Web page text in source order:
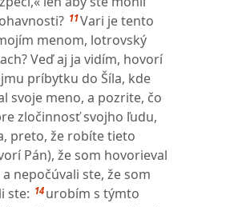
11Vari je tento
menom, lotrovský
Veď aj ja vidím, hovorí
príbytku do Šíla, kde
svoje meno, a pozrite, čo
zločinnosť svojho ľudu,
preto, že robíte tieto
Pán), že som hovorieval
nepočúvali ste, že som
ste: 14 urobím s týmto